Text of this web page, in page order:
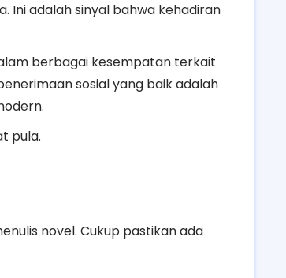
Ini adalah sinyal bahwa kehadiran
berbagai kesempatan terkait
sosial yang baik adalah
pula.
novel. Cukup pastikan ada